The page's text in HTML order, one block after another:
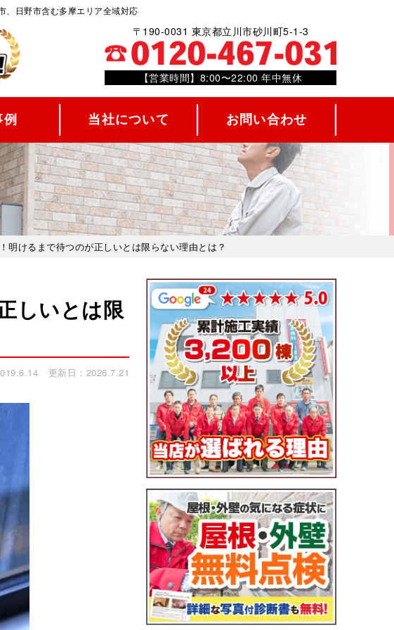
、日野市含む多摩エリア全域対応
〒190-0031 東京都立川市砂川町5-1-3
【営業時間】8:00〜22:00 年中無休
当社について お問い合わせ
明けるまで待つのが正しいとは限らない理由とは？
しいとは限
更新日：2026.7.21